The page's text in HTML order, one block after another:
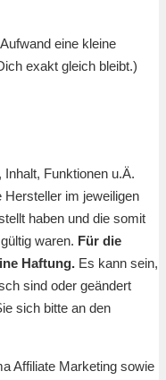
eine kleine
exakt gleich bleibt.)
Funktionen u.Ä.
Hersteller im jeweiligen
haben und die somit
waren. Für die
Haftung. Es kann sein,
sind oder geändert
sich bitte an den
Affiliate Marketing sowie